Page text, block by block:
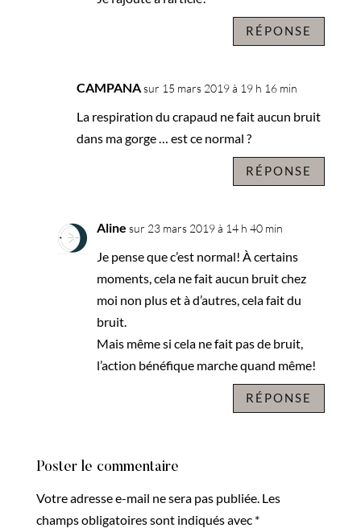
RÉPONSE
CAMPANAsur 15 mars 2019 à 19 h 16 min
La respiration du crapaud ne fait aucun bruit
dans ma gorge … est ce normal ?
RÉPONSE
Aline sur 23 mars 2019 à 14 h 40 min
Je pense que c’est normal! À certains
moments, cela ne fait aucun bruit chez
moi non plus et à d’autres, cela fait du
bruit.
Mais même si cela ne fait pas de bruit,
l’action bénéfique marche quand même!
RÉPONSE
Poster le commentaire
Votre adresse e-mail ne sera pas publiée. Les
champs obligatoires sont indiqués avec *